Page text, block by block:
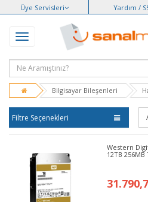
Üye Servisleri Yardım /
Bilgisayar Bileşenleri
Filtre Seçenekleri
Western
12TB 256MB